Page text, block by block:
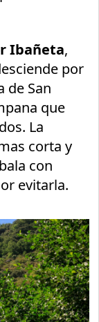
Ibañeta,
por
de San
que
La
corta y
con
evitarla.